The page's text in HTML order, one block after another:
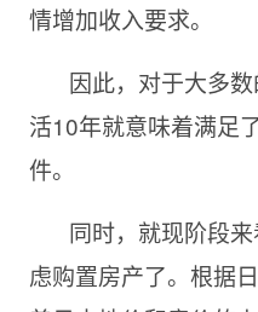
情增加收入要求。
因此，对于大多
活10年就意味着满足
件。
同时，就现阶段
虑购置房产了。根据